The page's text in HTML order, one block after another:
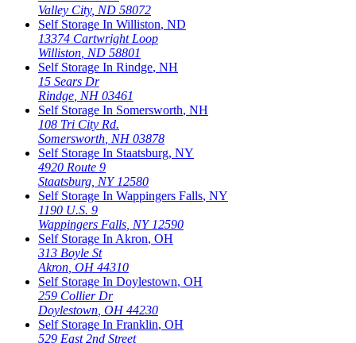
Valley City, ND 58072
Self Storage In Williston, ND
13374 Cartwright Loop
Williston ND 58801
Self Storage In Rindge, NH
15 Sears Dr
Rindge NH 03461
Self Storage In Somersworth, NH
108 Tri City Rd.
Somersworth NH 03878
Self Storage In Staatsburg, NY
4920 Route 9
Staatsburg NY 12580
Self Storage In Wappingers Falls, NY
1190 U.S. 9
Wappingers Falls NY 12590
Self Storage In Akron, OH
313 Boyle St
Akron OH 44310
Self Storage In Doylestown, OH
259 Collier Dr
Doylestown OH 44230
Self Storage In Franklin, OH
529 East 2nd Street